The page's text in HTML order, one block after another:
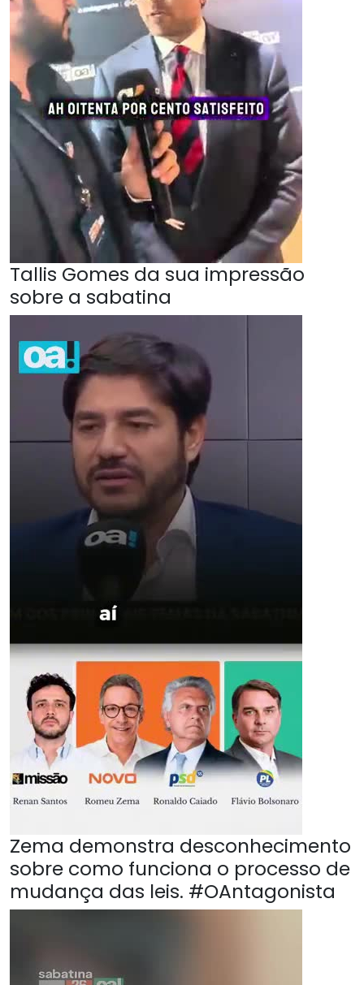
Tallis Gomes da sua impressão
sobre a sabatina
Zema demonstra desconhecimento
sobre como funciona o processo de
mudança das leis. #OAntagonista